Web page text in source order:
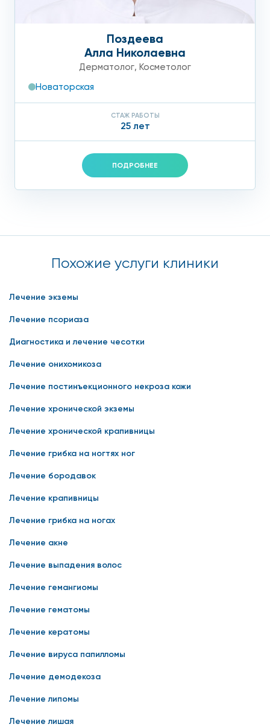
Поздеева
Алла Николаевна
Дерматолог, Косметолог
Новаторская
СТАЖ РАБОТЫ
25 лет
ПОДРОБНЕЕ
Похожие услуги клиники
Лечение экземы
Лечение псориаза
Диагностика и лечение чесотки
Лечение онихомикоза
Лечение постинъекционного некроза кожи
Лечение хронической экземы
Лечение хронической крапивницы
Лечение грибка на ногтях ног
Лечение бородавок
Лечение крапивницы
Лечение грибка на ногах
Лечение акне
Лечение выпадения волос
Лечение гемангиомы
Лечение гематомы
Лечение кератомы
Лечение вируса папилломы
Лечение демодекоза
Лечение липомы
Лечение лишая